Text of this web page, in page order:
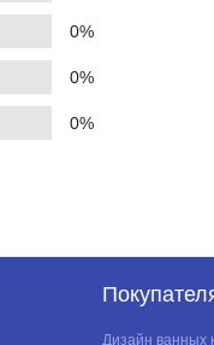
0%
0%
0%
Дизайн ванных